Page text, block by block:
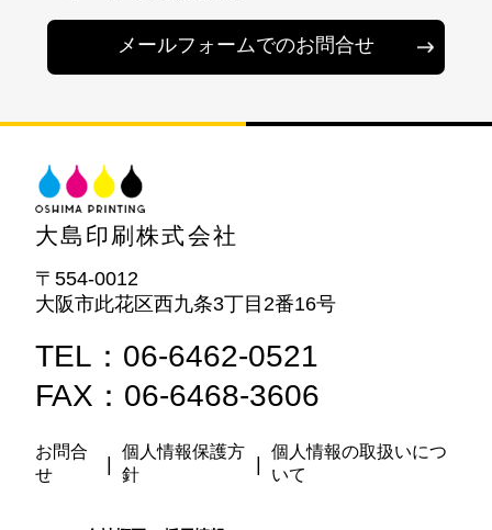
メールフォームでのお問合せ
大島印刷株式会社
〒554-0012
大阪市此花区西九条3丁目2番16号
TEL：06-6462-0521
FAX：06-6468-3606
お問合
せ
|
個人情報保護方
針
|
個人情報の取扱いにつ
いて